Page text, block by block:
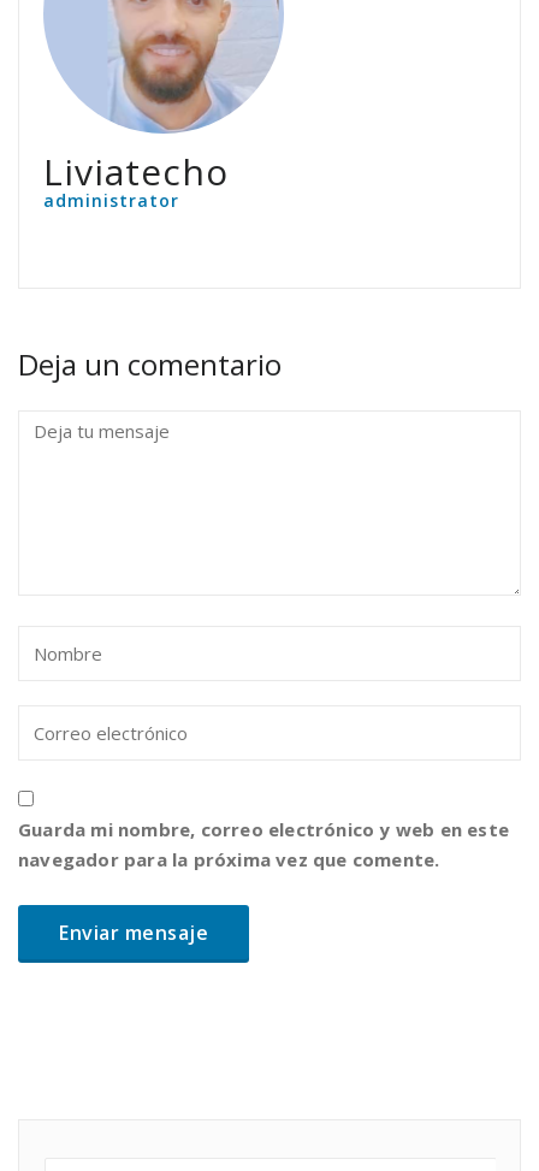
Liviatecho
administrator
Deja un comentario
Guarda mi nombre, correo electrónico y web en este
navegador para la próxima vez que comente.